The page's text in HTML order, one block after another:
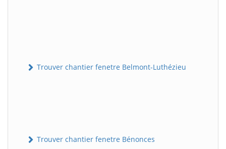
Trouver chantier fenetre Belmont-Luthézieu
Trouver chantier fenetre Bénonces